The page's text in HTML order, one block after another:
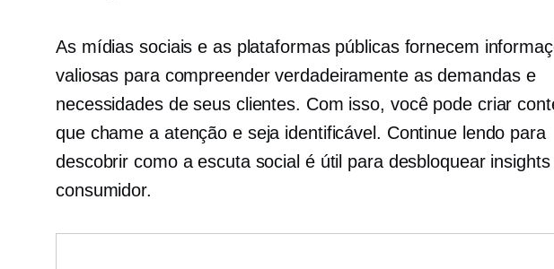
As mídias sociais e as plataformas públicas fornecem
valiosas para compreender verdadeiramente as demandas e
necessidades de seus clientes. Com isso, você pode criar
que chame a atenção e seja identificável. Continue lendo para
descobrir como a escuta social é útil para desbloquear insights
consumidor.